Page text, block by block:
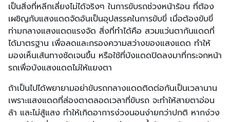
เป็นสิ่งที่หลีกเลี่ยงไม่ได้จริงๆ ในการขับรถช่วงหน้าร้อน ที่ต้อง
เผชิญกับแสงแดดจัดอันเป็นอุปสรรคในการขับขี่ เมื่อต้องขับขี่
ท่ามกลางแสงแดดแรงจัด สิ่งที่ทำได้คือ สวมแว่นตากันแดดที่
ได้มาตรฐาน เพื่อลดและกรองความสว่างของแสงแดด ทำให้
มองเห็นเส้นทางชัดเจนขึ้น หรือใช้ที่บังแดดปิดลงมาที่กระจกหน้า
รถเพื่อบังแสงแดดไม่ให้แยงตา
ถ้าเป็นไปได้พยายามอย่าขับรถกลางแดดติดต่อกันเป็นเวลานาน
เพราะแสงแดดที่ส่องตาตลอดเวลาที่ขับรถ จะทำให้สายตาอ่อน
ล้า และไม่สู้แสง ทำให้เกิดอาการง่วงนอนง่ายกว่าปกติ หากง่วง